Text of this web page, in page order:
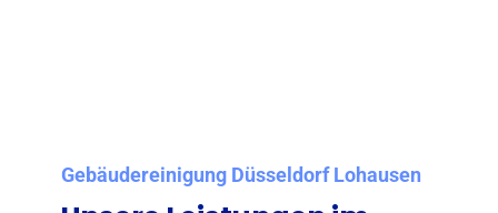
Gebäudereinigung Düsseldorf Lohausen